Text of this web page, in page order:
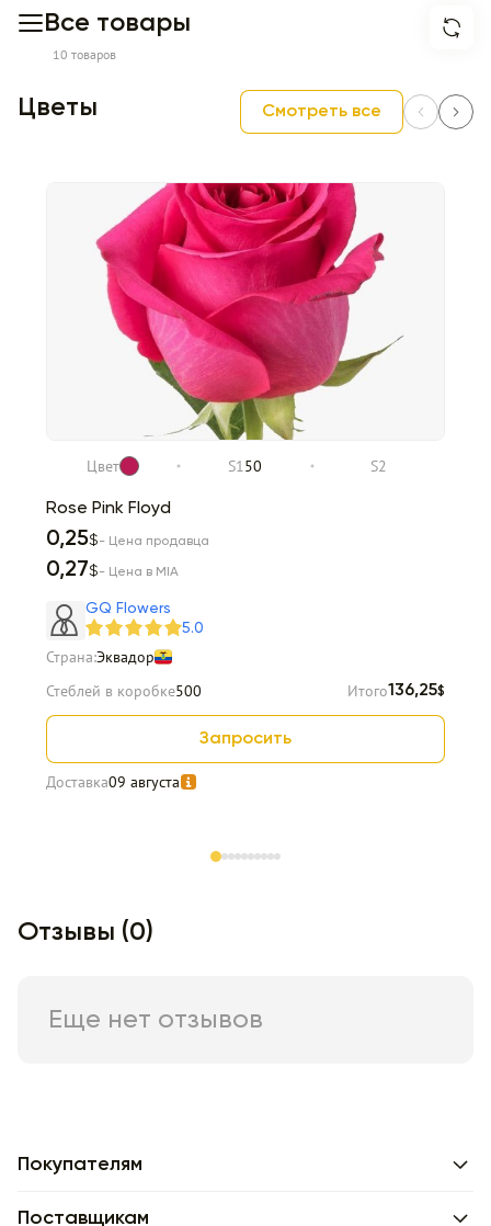
Все товары
10 товаров
Цветы Смотреть все
Цвет S150 S2
Rose Pink Floyd
0,25$- Цена продавца
0,27$- Цена в MIA
GQ Flowers
5.0
Страна:Эквадор
Стеблей в коробке500 Итого136,25$
Запросить
Доставка09 августа
Отзывы (0)
Еще нет отзывов
Покупателям
Поставщикам